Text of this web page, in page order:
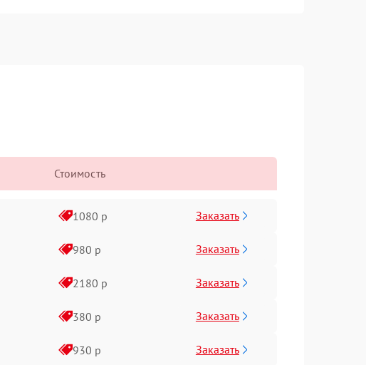
Стоимость
1080 р Заказать
980 р Заказать
2180 р Заказать
380 р Заказать
930 р Заказать